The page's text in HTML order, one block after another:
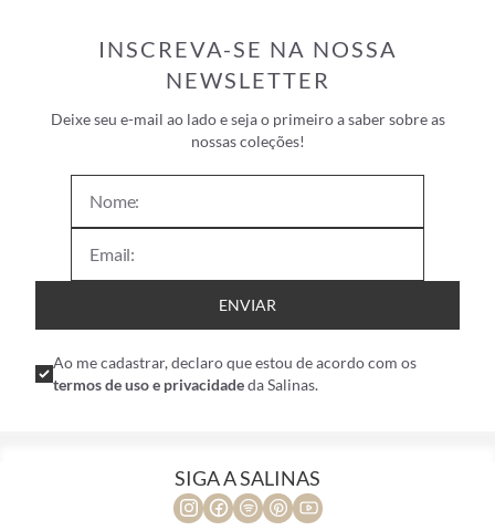
INSCREVA-SE NA NOSSA
NEWSLETTER
Deixe seu e-mail ao lado e seja o primeiro a saber sobre as
nossas coleções!
ENVIAR
Ao me cadastrar, declaro que estou de acordo com os
termos de uso e privacidadeda Salinas.
SIGA A SALINAS